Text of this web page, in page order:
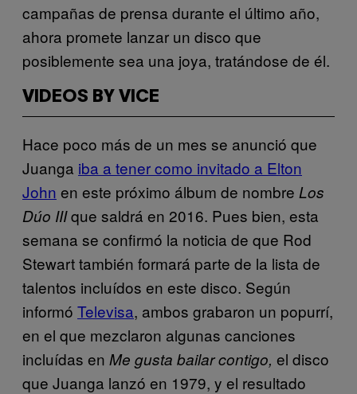
campañas de prensa durante el último año,
ahora promete lanzar un disco que
posiblemente sea una joya, tratándose de él.
VIDEOS BY VICE
Hace poco más de un mes se anunció que
Juanga iba a tener como invitado a Elton
John en este próximo álbum de nombre Los
Dúo IIIque saldrá en 2016. Pues bien, esta
semana se confirmó la noticia de que Rod
Stewart también formará parte de la lista de
talentos incluídos en este disco. Según
informó Televisa, ambos grabaron un popurrí,
en el que mezclaron algunas canciones
incluídas en Me gusta bailar contigo, el disco
que Juanga lanzó en 1979, y el resultado